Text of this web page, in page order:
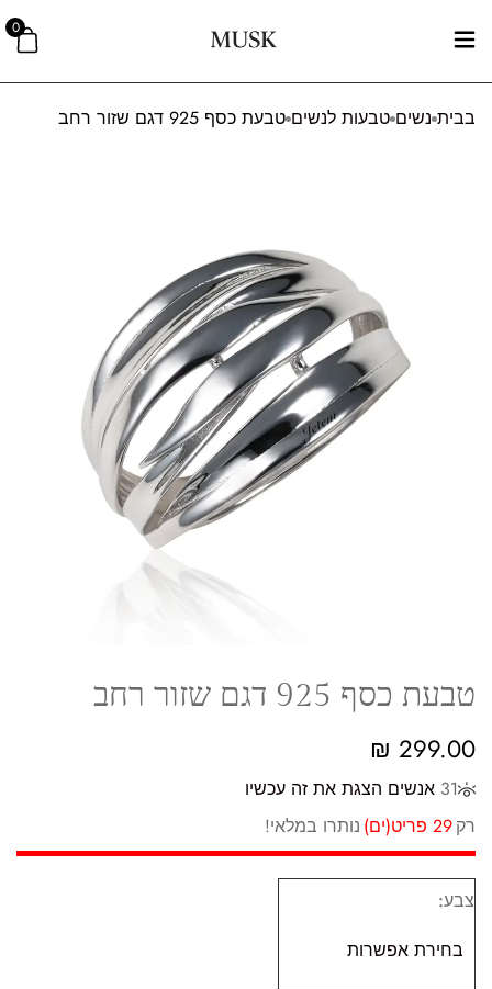
0
בבית נשים טבעות לנשים טבעת כסף 925 דגם שזור רחב
טבעת כסף 925 דגם שזור רחב
299.00
₪
31 אנשים הצגת את זה עכשיו
רק29 פריט(ים) נותרו במלאי!
צבע